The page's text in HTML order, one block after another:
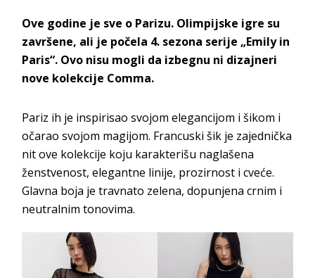
Ove godine je sve o Parizu. Olimpijske igre su
završene, ali je počela 4. sezona serije „Emily in
Paris“. Ovo nisu mogli da izbegnu ni dizajneri
nove kolekcije Comma.
Pariz ih je inspirisao svojom elegancijom i šikom i
očarao svojom magijom. Francuski šik je zajednička
nit ove kolekcije koju karakterišu naglašena
ženstvenost, elegantne linije, prozirnost i cveće.
Glavna boja je travnato zelena, dopunjena crnim i
neutralnim tonovima.